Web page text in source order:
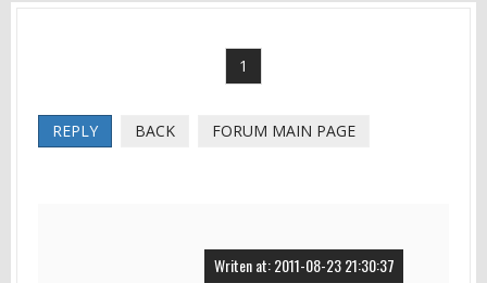
1
REPLY BACK FORUM MAIN PAGE
Writen at: 2011-08-23 21:30:37